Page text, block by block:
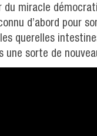
du miracle
d’abord pour
querelles
une sorte de